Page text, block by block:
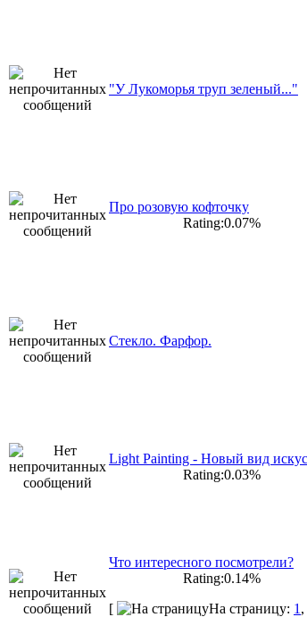
"У Лукоморья труп зеленый..."
Про розовую кофточку
Rating:0.07%
Стекло. Фарфор.
Light Painting - Новый вид
Rating:0.03%
Что интересного посмотрели?
Rating:0.14%
[
На страницу: 1 ,